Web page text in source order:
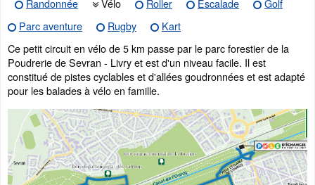
Randonnée Vélo Roller Escalade
Golf
Parc aventure
Rugby
Kart
Ce petit circuit en vélo de 5 km passe par le parc forestier de la
Poudrerie de Sevran - Livry et est d'un niveau facile. Il est
constitué de pistes cyclables et d'allées goudronnées et est adapté
pour les balades à vélo en famille.